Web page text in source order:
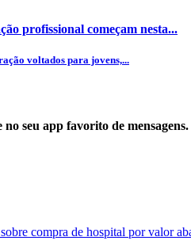
profissional começam nesta...
voltados para jovens,...
seu app favorito de mensagens.